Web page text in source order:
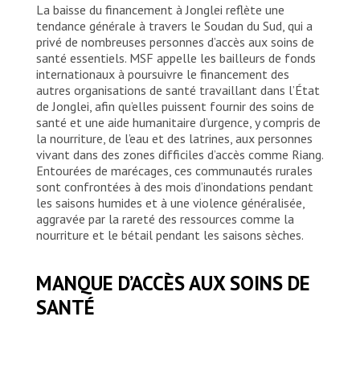
La baisse du financement à Jonglei reflète une
tendance générale à travers le Soudan du Sud, qui a
privé de nombreuses personnes d’accès aux soins de
santé essentiels. MSF appelle les bailleurs de fonds
internationaux à poursuivre le financement des
autres organisations de santé travaillant dans l’État
de Jonglei, afin qu’elles puissent fournir des soins de
santé et une aide humanitaire d’urgence, y compris de
la nourriture, de l’eau et des latrines, aux personnes
vivant dans des zones difficiles d’accès comme Riang.
Entourées de marécages, ces communautés rurales
sont confrontées à des mois d’inondations pendant
les saisons humides et à une violence généralisée,
aggravée par la rareté des ressources comme la
nourriture et le bétail pendant les saisons sèches.
MANQUE D’ACCÈS AUX SOINS DE
SANTÉ